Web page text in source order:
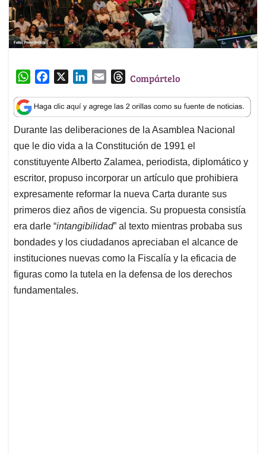
W
a
t
s
A
p
p
c
e
b
o
o
k
n
k
e
d
I
n
a
i
l
T
r
e
a
d
s
Compártelo
Durante las deliberaciones de la Asamblea Nacional
que le dio vida a la Constitución de 1991 el
constituyente Alberto Zalamea, periodista, diplomático y
escritor, propuso incorporar un artículo que prohibiera
expresamente reformar la nueva Carta durante sus
primeros diez años de vigencia. Su propuesta consistía
era darle “intangibilidad” al texto mientras probaba sus
bondades y los ciudadanos apreciaban el alcance de
instituciones nuevas como la Fiscalía y la eficacia de
figuras como la tutela en la defensa de los derechos
fundamentales.